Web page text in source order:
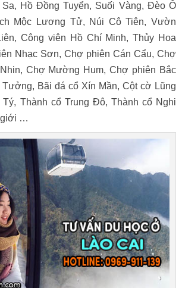
Hồ Đồng Tuyển, Suối Vàng, Đèo Ô
Mộc Lương Tử, Núi Cô Tiên, Vườn
Công viên Hồ Chí Minh, Thủy Hoa
Nhạc Sơn, Chợ phiên Cán Cẩu, Chợ
Chợ Mường Hum​, Chợ phiên Bắc
Tưởng, Bãi đá cổ Xín Mần, Cột cờ Lũng
Thành cổ Trung Đô, Thành cổ Nghi
giới …